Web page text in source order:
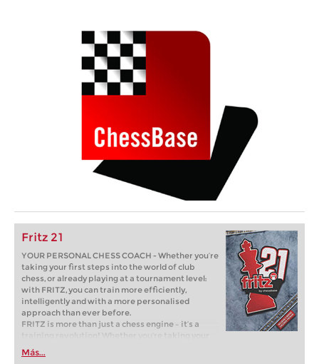
Fritz 21
YOUR PERSONAL CHESS COACH - Whether you’re
taking your first steps into the world of club
chess, or already playing at a tournament level:
with FRITZ, you can train more efficiently,
intelligently and with a more personalised
approach than ever before.
FRITZ is more than just a chess engine – it’s a
training revolution! Whether you’re taking your
first steps into the world of club chess, or already
playing at a tournament level: with FRITZ, you can
Más...